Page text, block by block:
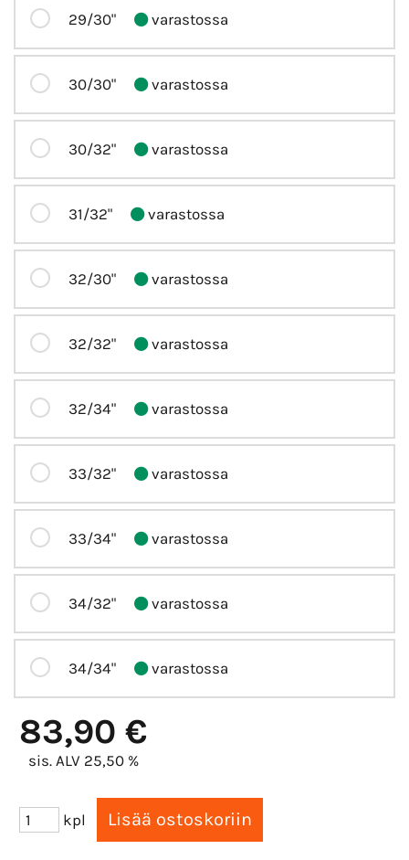
29/30" varastossa
30/30" varastossa
30/32" varastossa
31/32" varastossa
32/30" varastossa
32/32" varastossa
32/34" varastossa
33/32" varastossa
33/34" varastossa
34/32" varastossa
34/34" varastossa
83,90 €
sis. ALV 25,50 %
kpl